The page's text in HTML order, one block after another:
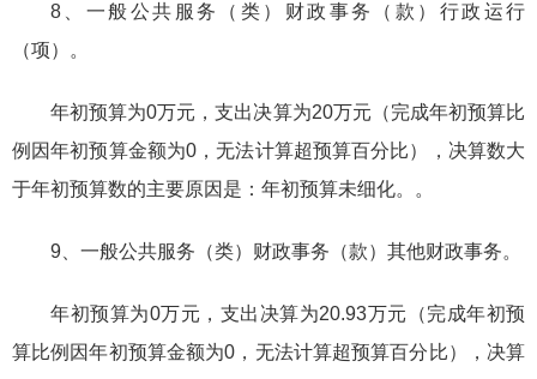
8、一般公共服务（类）财政事务（款）行政运行
（项）。
年初预算为0万元，支出决算为20万元（完成年初预算比
例因年初预算金额为0，无法计算超预算百分比），决算数大
于年初预算数的主要原因是：年初预算未细化。。
9、一般公共服务（类）财政事务（款）其他财政事务。
年初预算为0万元，支出决算为20.93万元（完成年初预
算比例因年初预算金额为0，无法计算超预算百分比），决算